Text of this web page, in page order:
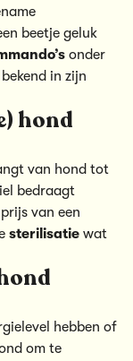
beetje geluk
onder
in zijn
hond
van hond tot
bedraagt
van een
sterilisatie wat
hebben of
om te